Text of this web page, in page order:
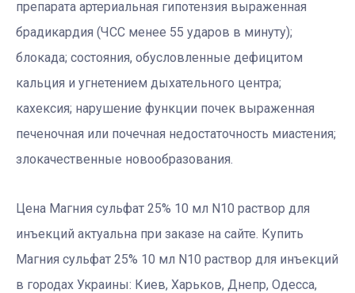
препарата артериальная гипотензия выраженная
брадикардия (ЧСС менее 55 ударов в минуту);
блокада; состояния, обусловленные дефицитом
кальция и угнетением дыхательного центра;
кахексия; нарушение функции почек выраженная
печеночная или почечная недостаточность миастения;
злокачественные новообразования.
Цена Магния сульфат 25% 10 мл N10 раствор для
инъекций актуальна при заказе на сайте. Купить
Магния сульфат 25% 10 мл N10 раствор для инъекций
в городах Украины: Киев, Харьков, Днепр, Одесса,